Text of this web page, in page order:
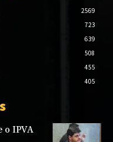
2569
723
639
508
455
405
o IPVA